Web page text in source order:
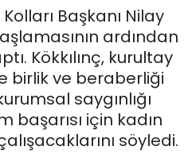
Başkanı Nilay
ardından
Kökkılınç, kurultay
birlik ve beraberliği
saygınlığı
başarısı için kadın
söyledi.